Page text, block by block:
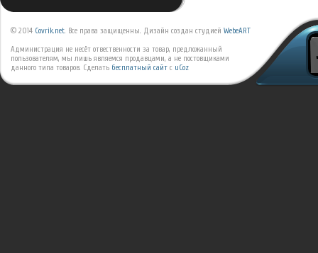
© 2014 Covrik.net. Все права защищенны. Дизайн создан студией WebeART
Администрация не несёт отвественности за товар, предложанный
пользователям, мы лишь являемся продавцами, а не постовщиками
данного типа товаров. Сделать бесплатный сайт с uCoz